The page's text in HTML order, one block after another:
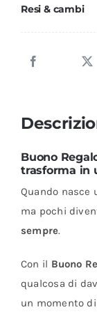
Resi & cambi
Buono
trasforma in
Quando nasce
ma pochi
sempre.
Con il Buono
qualcosa di
un momento